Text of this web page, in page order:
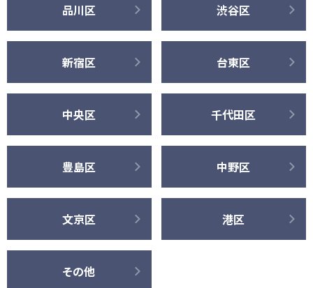
品川区 渋谷区
新宿区 台東区
中央区 千代田区
豊島区 中野区
文京区 港区
その他